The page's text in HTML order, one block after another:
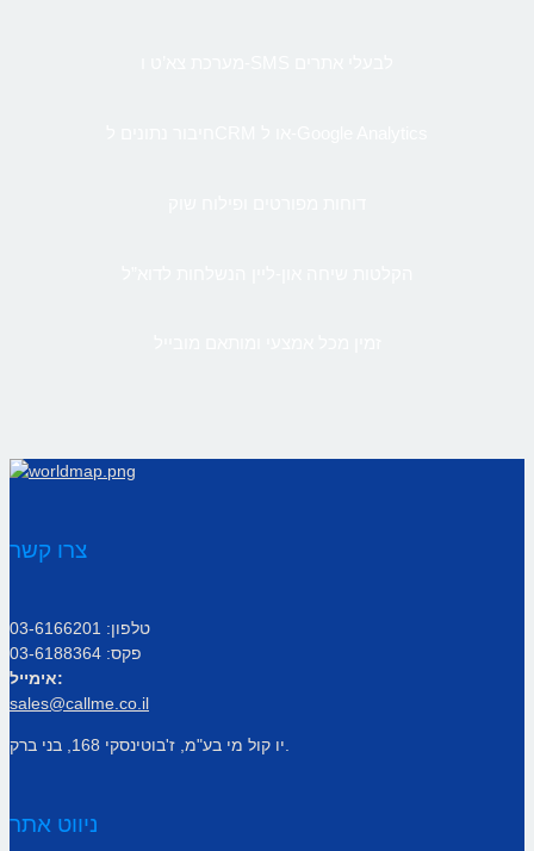
צרו קשר
טלפון: 03-6166201
פקס: 03-6188364
אימייל:
sales@callme.co.il
ניווט אתר